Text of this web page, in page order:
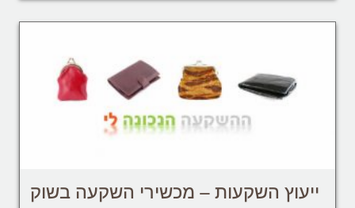
ייעוץ השקעות – מכשירי השקעה בשוק